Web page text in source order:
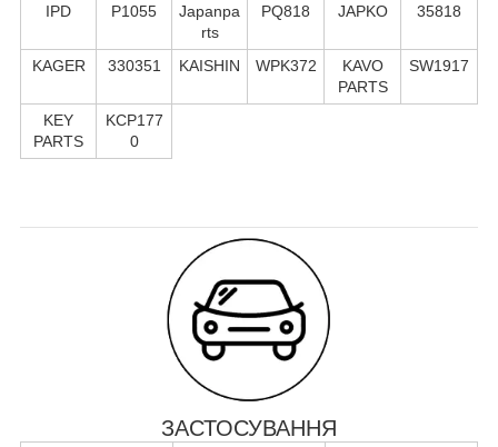
IPD P1055
Japanpa
rts
PQ818 JAPKO 35818
KAGER 330351 KAISHIN WPK372
KAVO
PARTS
SW1917
KEY
PARTS
KCP177
0
ЗАСТОСУВАННЯ